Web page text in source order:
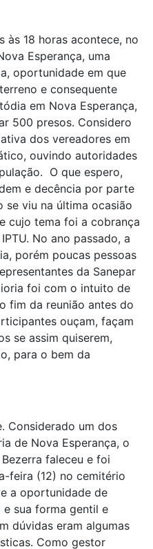
às 18 horas acontece, no
Esperança, uma
oportunidade em que
e consequente
em Nova Esperança,
500 presos. Considero
dos vereadores em
ouvindo autoridades
O que espero,
e decência por parte
se viu na última ocasião
cujo tema foi a cobrança
No ano passado, a
porém poucas pessoas
da Sanepar
foi com o intuito de
fim da reunião antes do
ouçam, façam
se assim quiserem,
para o bem da
Considerado um dos
de Nova Esperança, o
faleceu e foi
feira (12) no cemitério
a oportunidade de
sua forma gentil e
dúvidas eram algumas
Como gestor